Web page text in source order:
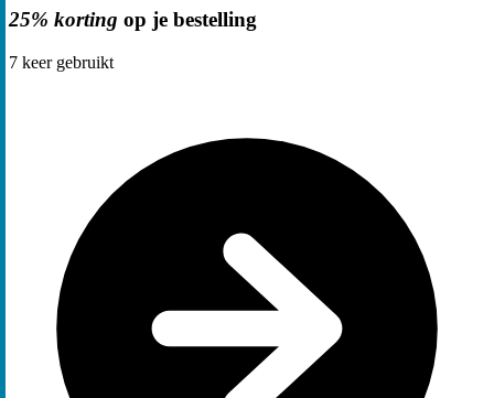
25% korting op je bestelling
7 keer gebruikt